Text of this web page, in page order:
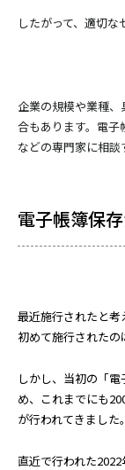
したがって、適切な
企業の規模や業種
合もあります。電
などの専門家に相談
電子帳簿保
最近施行されたと
初めて施行されたの
しかし、当初の「
め、これまでにも
が行われてきました。
直近で行われた